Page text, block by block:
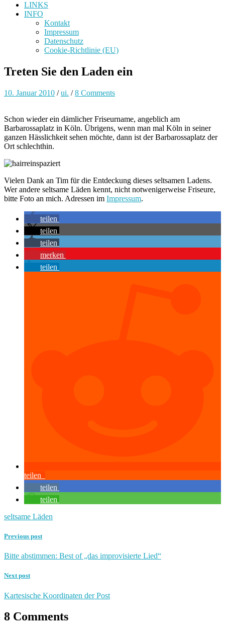
LINKS
INFO
Kontakt
Impressum
Datenschutz
Cookie-Richtlinie (EU)
Treten Sie den Laden ein
10. Januar 2010 /ui. /8 Comments
Schon wieder ein dämlicher Friseurname, angeblich am
Barbarossaplatz in Köln. Übrigens, wenn man mal Köln in seiner
ganzen Hässlichkeit sehen möchte, dann ist der Barbarossaplatz der
Ort schlechthin.
Vielen Dank an Tim für die Entdeckung dieses seltsamen Ladens.
Wer andere seltsame Läden kennt, nicht notwenigerweise Friseure,
bitte Foto an mich. Adressen im Impressum.
teilen
teilen
teilen
merken
teilen
teilen
teilen
teilen
seltsame Läden
Previous post
Bitte abstimmen: Best of „das improvisierte Lied“
Next post
Kartesische Koordinaten der Post
8 Comments